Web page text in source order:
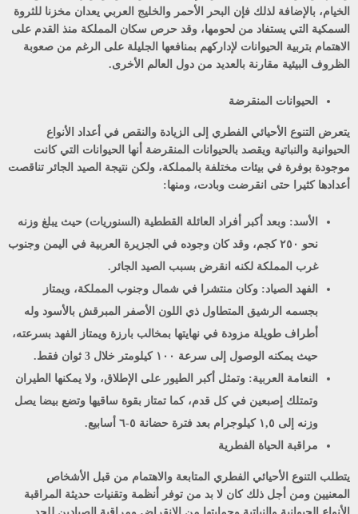
الخيام، بالإضافة لذلك فإن البحر الأحمر والخليج العربي يعدان مخزنا للثروة
السمكية التي يستفاد من لحومها، وقد حرص سكان المملكة منذ القدم على
الاهتمام بتربية الحيوانات لإداركهم بمنافعها الجليلة على الرغم من صعوبة
الظروف البيئية مقارنة بالعديد من دول العالم الأخرى.
الحيوانات المنقرضة
يتعرض التنوع الأحيائي الفطري إلى الزيادة والنقص في أعداد الأنواع
الحيوانية والنباتية ويقصد بالحيوانات المنقرضة أنها الحيوانات التي كانت
موجودة بوفرة في بيئات مختلفة بالمملكة، ولكن نتيجة الصيد الجائر تناقصت
أعدادها كثيرا حتى انقرضت وبادت، ومنها:
الأسد: وبعد أكبر أفراد العائلة القططية (السنوريات) حيث يبلغ وزنه
نحو ٢٥٠ كجم، وقد كان وجوده في الجزيرة العربية في اليمن وجنوب
غرب المملكة لكنه انقرض بسبب الصيد الجائر.
الفهد الصياد: وكان منتشرا في شمال وجنوب المملكة، ويمتاز
بجسمه الرشيق المتطاول ذي اللون الأصفر المبرقش بالأسود وله
أطراف طويلة مزودة في نهايتها بمخالب بارزة ويمتاز الفهد بسرعته،
حيث يمكنه الوصول إلى سرعة ١٠٠ كيلومتر خلال 3 ثوان فقط.
النعامة العربية: وتمثل أكبر الطيور على الإطلاق، ولا يمكنها الطيران
وتمتلك إصبعين في كل قدم، كما تمتاز بقوة ساقيها وتضع بيضا يصل
وزنه إلى ١,٥ كيلوجرام بعد فترة حضانة ٥-٦ أسابيع.
مراقبة الحياة الفطرية
يتطلب التنوع الأحيائي الفطري المتابعة والاهتمام من قبل الأشخاص
المعنيين ومن أجل ذلك كان لا بد من توفر أنظمة وتقنيات حديثة المراقبة